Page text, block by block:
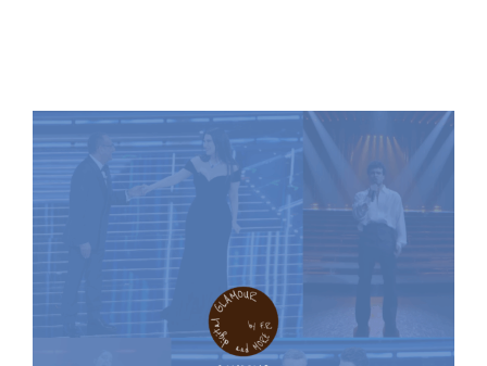
Ingrandisci
immagine